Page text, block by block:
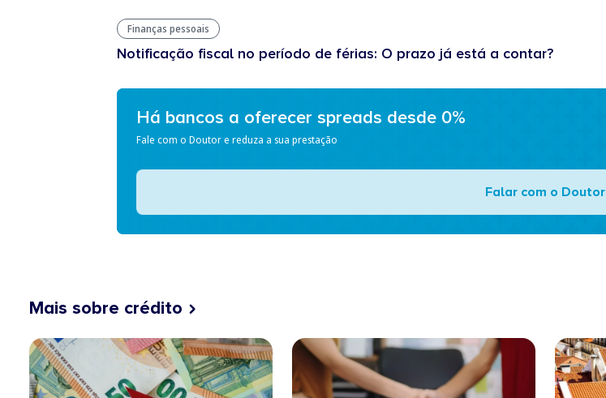
Finanças pessoais
Notificação fiscal no período de férias: O prazo já está a contar?
Há bancos a oferecer spreads desde 0%
Fale com o Doutor e reduza a sua prestação
Falar com o Doutor
Mais sobre crédito